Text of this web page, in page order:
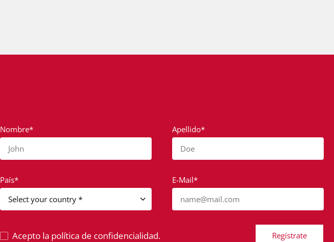
Nombre*
John
Apellido*
Doe
País*
E-Mail*
name@mail.com
Acepto la política de confidencialidad. Regístrate